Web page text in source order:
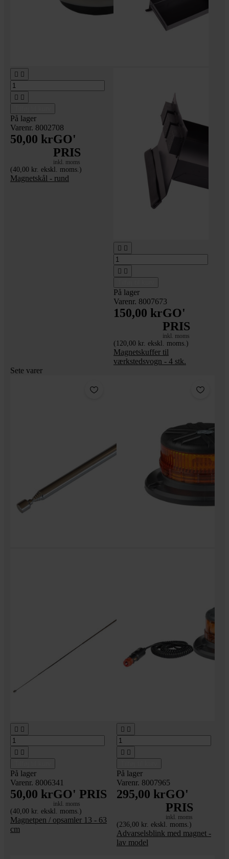
 
 
På lager
Varenr. 8002708
50,00 krGO'
PRIS
inkl. moms
(40,00 kr. ekskl. moms.)
Magnetskål - rund
 
 
På lager
Varenr. 8007673
150,00 krGO'
PRIS
inkl. moms
(120,00 kr. ekskl. moms.)
Magnetskuffer til
værkstedsvogn - 4 stk.
Sete varer
 
 
På lager
Varenr. 8006341
50,00 krGO' PRIS
inkl. moms
(40,00 kr. ekskl. moms.)
Magnetpen / opsamler 13 - 63
cm
 
 
På lager
Varenr. 8007965
295,00 krGO'
PRIS
inkl. moms
(236,00 kr. ekskl. moms.)
Advarselsblink med magnet -
lav model